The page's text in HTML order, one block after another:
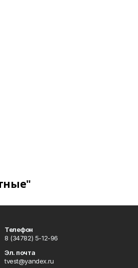
Телефон
8 (34782) 5-12-96
Эл. почта
tvest@yandex.ru